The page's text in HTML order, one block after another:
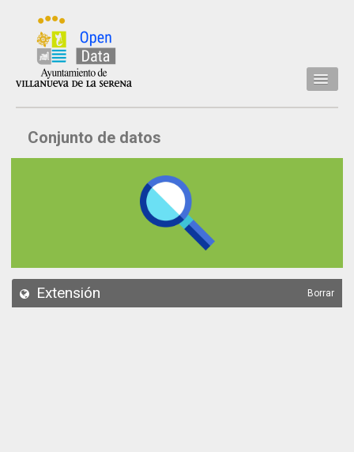
Inicio
Datos
API
Conjunto de datos
Extensión Borrar